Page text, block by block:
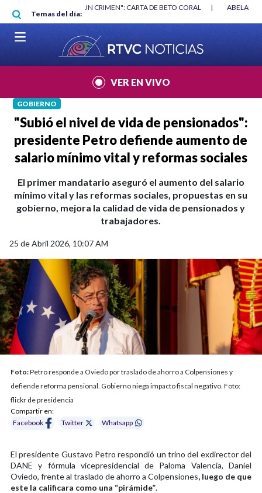
Pasar al contenido principal
Temas del día:
"HABLAR NO ES UN CRIMEN": CARTA DE BETO CORAL |
VER EN VIVO
GOBIERNO
"Subió el nivel de vida de pensionados":
presidente Petro defiende aumento de
salario mínimo vital y reformas sociales
El primer mandatario aseguró el aumento del salario
mínimo vital y las reformas sociales, propuestas en su
gobierno, mejora la calidad de vida de pensionados y
trabajadores.
25 de Abril 2026, 10:07 AM
Foto:Petro responde a Oviedo por traslado de ahorro a Colpensiones y
defiende reforma pensional. Gobierno niega impacto fiscal negativo. Foto:
flickr de presidencia
Compartir en:
Facebook
Twitter Whatsapp
El presidente Gustavo Petro respondió un trino del exdirector del
DANE y fórmula vicepresidencial de Paloma Valencia, Daniel
Oviedo, frente al traslado de ahorro a Colpensiones, luego de que
este la calificara como una “pirámide”.